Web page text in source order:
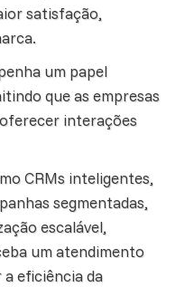
satisfação,
um papel
que as empresas
interações
CRMs inteligentes,
segmentadas,
escalável,
um atendimento
eficiência da